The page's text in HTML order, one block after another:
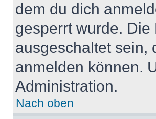
dem du dich
gesperrt wurde.
ausgeschaltet sein,
anmelden können.
Administration.
Nach oben